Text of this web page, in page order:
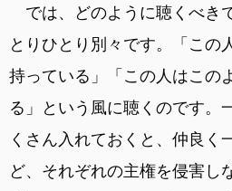
では、どのように聴くべき
とりひとり別々です。「この
持っている」「この人はこの
る」という風に聴くのです。
くさん入れておくと、仲良く
ど、それぞれの主権を侵害し